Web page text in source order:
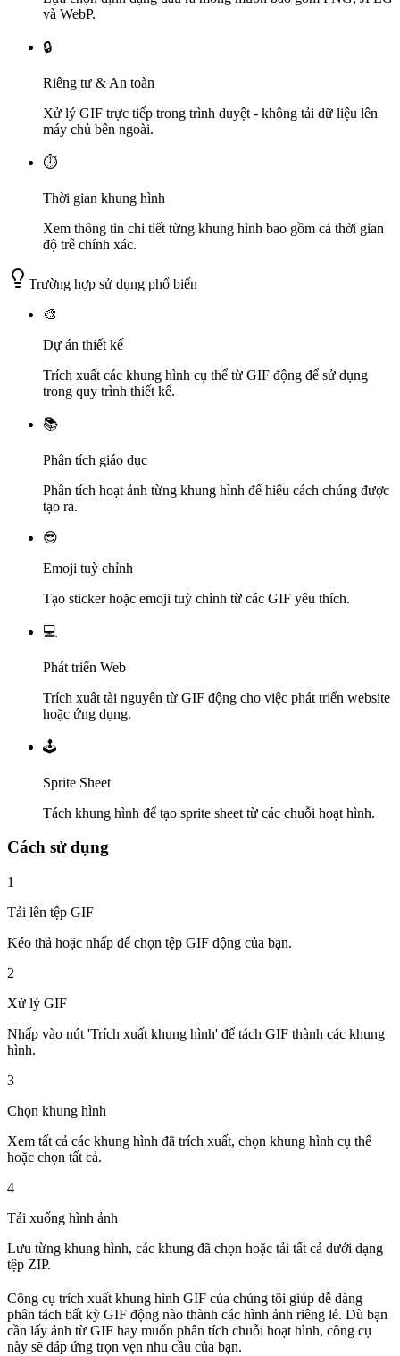
và WebP.
🔒
Riêng tư & An toàn
Xử lý GIF trực tiếp trong trình duyệt - không tải dữ liệu lên
máy chủ bên ngoài.
⏱️
Thời gian khung hình
Xem thông tin chi tiết từng khung hình bao gồm cả thời gian
độ trễ chính xác.
Trường hợp sử dụng phổ biến
🎨
Dự án thiết kế
Trích xuất các khung hình cụ thể từ GIF động để sử dụng
trong quy trình thiết kế.
📚
Phân tích giáo dục
Phân tích hoạt ảnh từng khung hình để hiểu cách chúng được
tạo ra.
😎
Emoji tuỳ chỉnh
Tạo sticker hoặc emoji tuỳ chỉnh từ các GIF yêu thích.
💻
Phát triển Web
Trích xuất tài nguyên từ GIF động cho việc phát triển website
hoặc ứng dụng.
🕹️
Sprite Sheet
Tách khung hình để tạo sprite sheet từ các chuỗi hoạt hình.
Cách sử dụng
1
Tải lên tệp GIF
Kéo thả hoặc nhấp để chọn tệp GIF động của bạn.
2
Xử lý GIF
Nhấp vào nút 'Trích xuất khung hình' để tách GIF thành các khung
hình.
3
Chọn khung hình
Xem tất cả các khung hình đã trích xuất, chọn khung hình cụ thể
hoặc chọn tất cả.
4
Tải xuống hình ảnh
Lưu từng khung hình, các khung đã chọn hoặc tải tất cả dưới dạng
tệp ZIP.
Công cụ trích xuất khung hình GIF của chúng tôi giúp dễ dàng
phân tách bất kỳ GIF động nào thành các hình ảnh riêng lẻ. Dù bạn
cần lấy ảnh từ GIF hay muốn phân tích chuỗi hoạt hình, công cụ
này sẽ đáp ứng trọn vẹn nhu cầu của bạn.